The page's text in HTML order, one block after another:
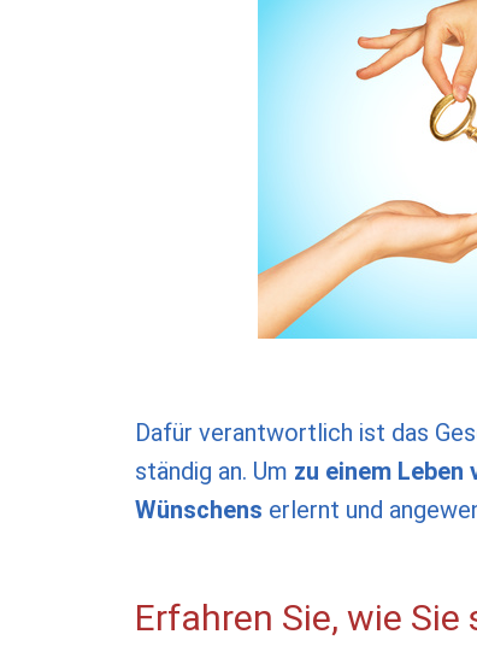
Dafür verantwortlich ist das
ständig an. Um zu einem Leben
Wünschens erlernt und
Erfahren Sie, wie